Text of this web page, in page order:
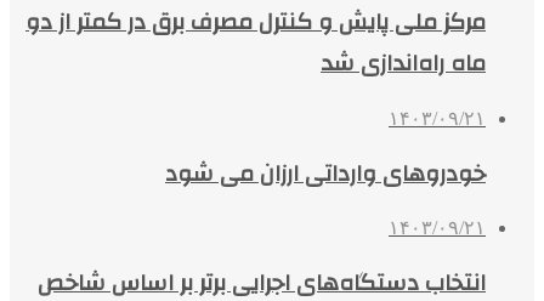
مرکز ملی پایش و کنترل مصرف برق در کمتر از دو
ماه راه‌اندازی شد
۱۴۰۳/۰۹/۲۱
خودروهای وارداتی ارزان می شود
۱۴۰۳/۰۹/۲۱
انتخاب دستگاه‌های اجرایی برتر بر اساس شاخص‌